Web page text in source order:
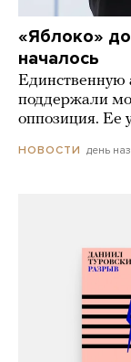
«Яблоко»
началось
Единственную
поддержали
оппозиция. Ее
НОВОСТИ день